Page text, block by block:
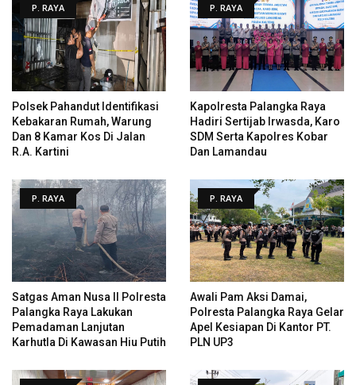
P. RAYA
Polsek Pahandut Identifikasi
Kebakaran Rumah, Warung
Dan 8 Kamar Kos Di Jalan
R.A. Kartini
P. RAYA
Kapolresta Palangka Raya
Hadiri Sertijab Irwasda, Karo
SDM Serta Kapolres Kobar
Dan Lamandau
P. RAYA
Satgas Aman Nusa II Polresta
Palangka Raya Lakukan
Pemadaman Lanjutan
Karhutla Di Kawasan Hiu Putih
P. RAYA
Awali Pam Aksi Damai,
Polresta Palangka Raya Gelar
Apel Kesiapan Di Kantor PT.
PLN UP3